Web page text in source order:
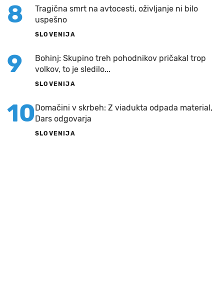
8
Tragična smrt na avtocesti, oživljanje ni bilo
uspešno
SLOVENIJA
9
Bohinj: Skupino treh pohodnikov pričakal trop
volkov, to je sledilo...
SLOVENIJA
10Domačini v skrbeh: Z viadukta odpada material,
Dars odgovarja
SLOVENIJA